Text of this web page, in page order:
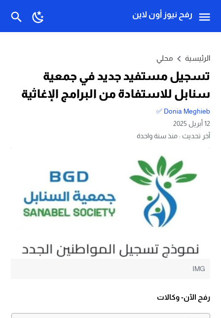
رفح نيوز أون لاين
الرئيسية محلي
تسجيل مستفيد جديد في جمعية
سنابل للاستفادة من البرامج الإغاثية
Donia Meghieb ✅
12 أبريل 2025
آخر تحديث :منذ سنة واحدة
IMG
رفح الآن- وكالات